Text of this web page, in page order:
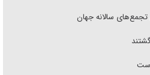
سالانه جهان